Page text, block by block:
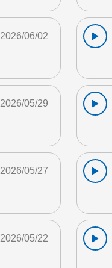
2026/06/02
2026/05/29
2026/05/27
2026/05/22